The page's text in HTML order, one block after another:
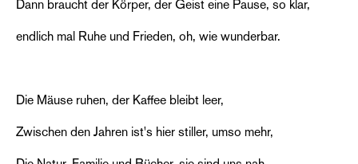
Dann braucht der Körper, der Geist eine Pause, so klar,
endlich mal Ruhe und Frieden, oh, wie wunderbar.
Die Mäuse ruhen, der Kaffee bleibt leer,
Zwischen den Jahren ist's hier stiller, umso mehr,